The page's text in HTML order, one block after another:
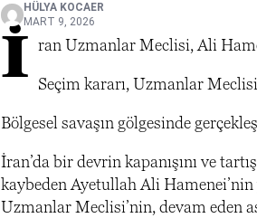
HÜLYA KOCAER
MART 9, 2026
İ ran Uzmanlar Meclisi, Ali
Seçim kararı, Uzmanlar
Bölgesel savaşın gölgesinde
İran’da bir devrin kapanışını ve
kaybeden Ayetullah Ali
Uzmanlar Meclisi’nin, devam eden